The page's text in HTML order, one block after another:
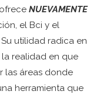
NUEVAMENTE
el Bci y el
utilidad radica en
realidad en que
las áreas donde
herramienta que